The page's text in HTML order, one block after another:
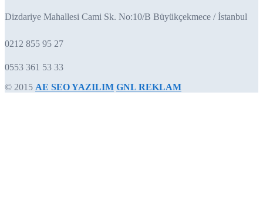
Dizdariye Mahallesi Cami Sk. No:10/B Büyükçekmece / İstanbul
0212 855 95 27
0553 361 53 33
© 2015 AE SEO YAZILIM GNL REKLAM